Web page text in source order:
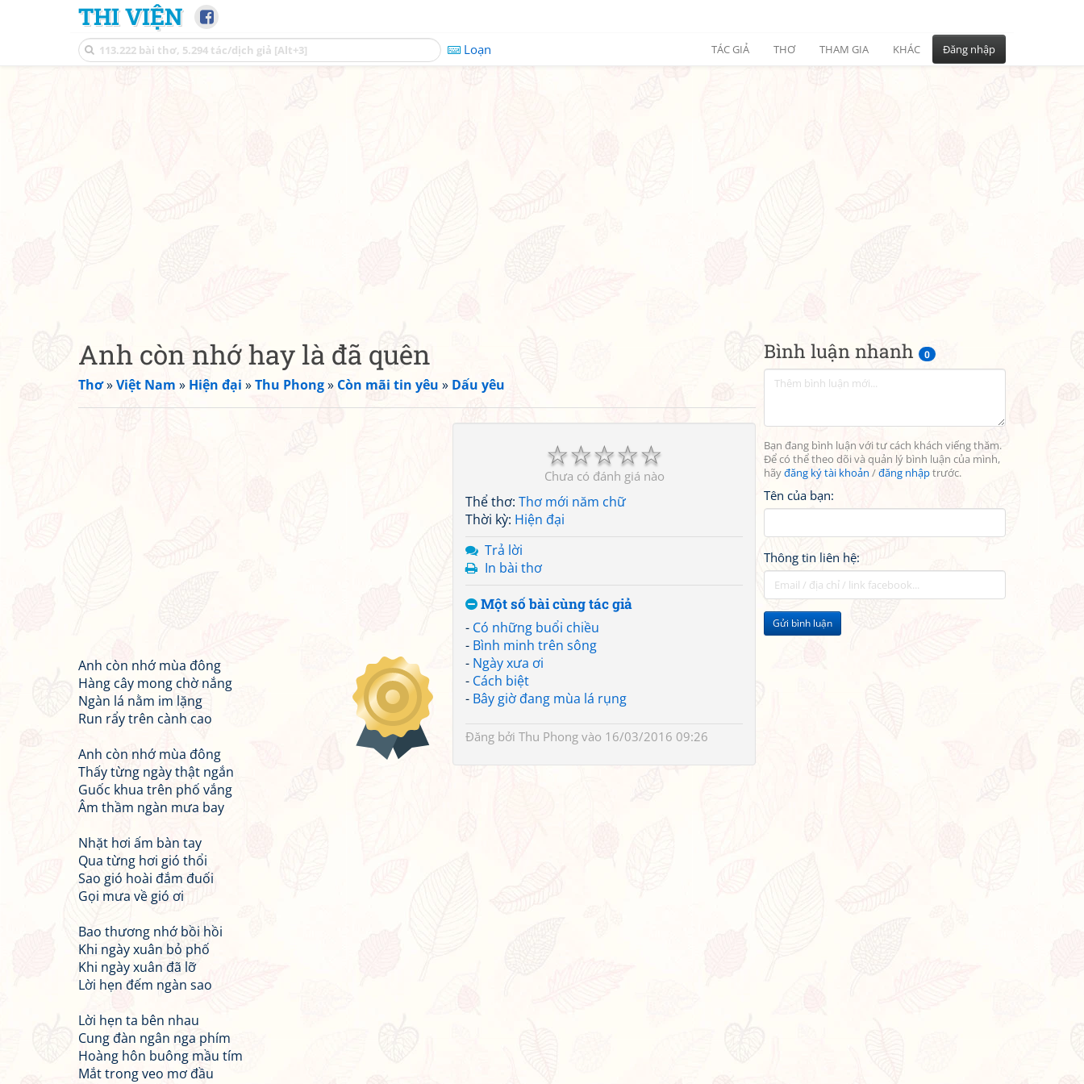
THI VIỆN
Loạn TÁC GIẢ THƠ THAM GIA KHÁC Đăng nhập
Bình luận nhanh 0
Bạn đang bình luận với tư cách khách viếng thăm.
Để có thể theo dõi và quản lý bình luận của mình,
hãyđăng ký tài khoản /đăng nhậptrước.
Tên của bạn:
Thông tin liên hệ:
Gửi bình luận
Anh còn nhớ hay là đã quên
Thơ»Việt Nam » Hiện đại »Thu Phong» Còn mãi tin yêu » Dấu yêu
☆
☆
☆
☆
☆
Chưa có đánh giá nào
Thể thơ: Thơ mới năm chữ
Thời kỳ: Hiện đại
Trả lời
In bài thơ
Một số bài cùng tác giả
- Có những buổi chiều
- Bình minh trên sông
- Ngày xưa ơi
- Cách biệt
- Bây giờ đang mùa lá rụng
Đăng bởi Thu Phong vào 16/03/2016 09:26
Anh còn nhớ mùa đông
Hàng cây mong chờ nắng
Ngàn lá nằm im lặng
Run rẩy trên cành cao
Anh còn nhớ mùa đông
Thấy từng ngày thật ngắn
Guốc khua trên phố vắng
Âm thầm ngàn mưa bay
Nhặt hơi ấm bàn tay
Qua từng hơi gió thổi
Sao gió hoài đắm đuối
Gọi mưa về gió ơi
Bao thương nhớ bồi hồi
Khi ngày xuân bỏ phố
Khi ngày xuân đã lỡ
Lời hẹn đếm ngàn sao
Lời hẹn ta bên nhau
Cung đàn ngân nga phím
Hoàng hôn buông mầu tím
Mắt trong veo mơ đầu